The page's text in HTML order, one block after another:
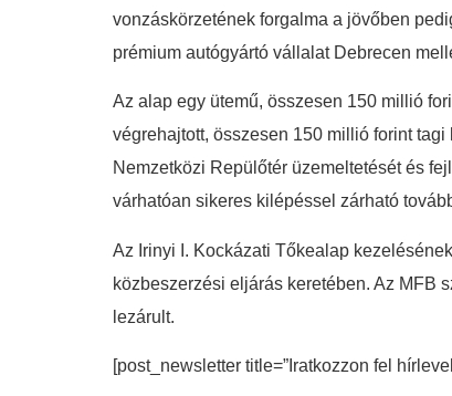
vonzáskörzetének forgalma a jövőben
prémium autógyártó vállalat Debrecen
Az alap egy ütemű, összesen 150 millió
végrehajtott, összesen 150 millió forint
Nemzetközi Repülőtér üzemeltetését és
várhatóan sikeres kilépéssel zárható
Az Irinyi I. Kockázati Tőkealap
közbeszerzési eljárás keretében. Az MFB
lezárult.
[post_newsletter title=”Iratkozzon fel